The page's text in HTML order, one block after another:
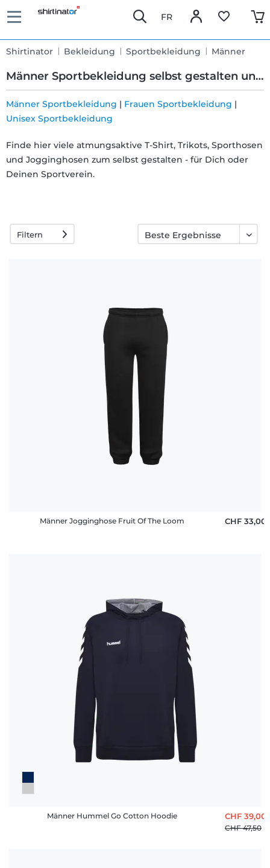
FR
Shirtinator Bekleidung Sportbekleidung Männer
Männer Sportbekleidung selbst gestalten und bedrucken
Schnelle
Lieferung
Rückgaberecht
Männer Sportbekleidung | Frauen Sportbekleidung |
Unisex Sportbekleidung
Finde hier viele atmungsaktive T-Shirt, Trikots, Sporthosen
und Jogginghosen zum selbst gestalten - für Dich oder
Deinen Sportverein.
Filtern
Männer Jogginghose Fruit Of The Loom CHF 33,00
Männer Hummel Go Cotton Hoodie CHF 39,00
CHF 47,50